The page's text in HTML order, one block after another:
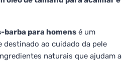
barba para homens é um
destinado ao cuidado da pele
naturais que ajudam a